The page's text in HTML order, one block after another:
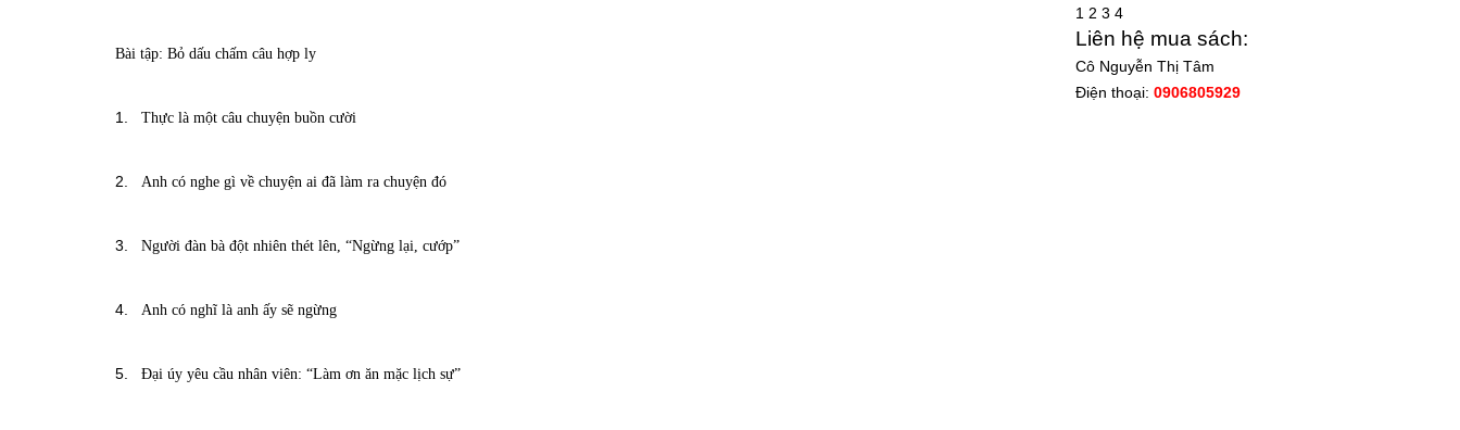
Bài tập: Bỏ dấu chấm câu hợp ly
1. Thực là một câu chuyện buồn cười
2. Anh có nghe gì về chuyện ai đã làm ra chuyện đó
3. Người đàn bà đột nhiên thét lên, “Ngừng lại, cướp”
4. Anh có nghĩ là anh ấy sẽ ngừng
5. Đại úy yêu cầu nhân viên: “Làm ơn ăn mặc lịch sự”
1 2 3 4
Liên hệ mua sách:
Cô Nguyễn Thị Tâm
Điện thoại: 0906805929